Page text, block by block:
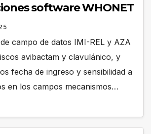
software WHONET
campo de datos IMI-REL y AZA
avibactam y clavulánico, y
fecha de ingreso y sensibilidad a
en los campos mecanismos…